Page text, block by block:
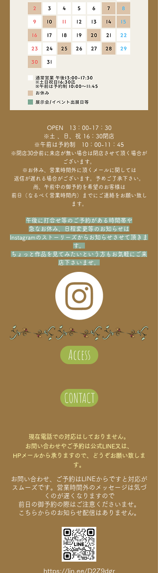
OPEN 13：00-17：30
※土 、日、祝 16：30閉店
※午前は予約制 10：00-11：45
※閉店30分前に来店が無い場合は閉店させて頂く場合が
ございます。
※お休み、営業時間外に頂くメールに関しては
返信が遅れる場合がございます。予めご了承下さい。
尚、午前中の御予約を希望のお客様は
前日（なるべく営業時間内）までにご連絡をお願い致し
ます。
午後に打合せ等のご予約がある時間帯や
急なお休み、日程変更等のお知らせは
Instagramのストーリーズから お知らせさせて頂きま
す。
ちょっと作品を見てみたいという方も お気軽にご来
店下さいませ。
Access
CONTACT
現在電話での対応はしておりません。
お問い合わせやご予約は公式LINE又は、
HPメールから承りますので、どうぞお願い致しま
す。
お問い合わせ、ご予約はLINEからですと対応が
スムーズです。営業時間外のメッセージは気づ
くのが遅くなりますので
前日の御予約の際はご注意くださいませ。
こちらからのお知らせ配信はありません。
https://lin.ee/D2Z9dgr